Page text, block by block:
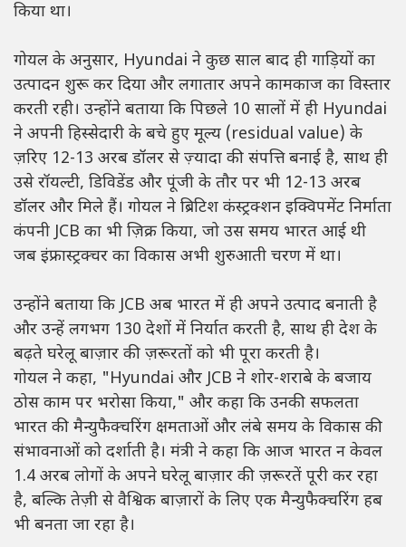
किया था।
गोयल के अनुसार, Hyundai ने कुछ साल बाद ही गाड़ियों का
उत्पादन शुरू कर दिया और लगातार अपने कामकाज का विस्तार
करती रही। उन्होंने बताया कि पिछले 10 सालों में ही Hyundai
ने अपनी हिस्सेदारी के बचे हुए मूल्य (residual value) के
ज़रिए 12-13 अरब डॉलर से ज़्यादा की संपत्ति बनाई है, साथ ही
उसे रॉयल्टी, डिविडेंड और पूंजी के तौर पर भी 12-13 अरब
डॉलर और मिले हैं। गोयल ने ब्रिटिश कंस्ट्रक्शन इक्विपमेंट निर्माता
कंपनी JCB का भी ज़िक्र किया, जो उस समय भारत आई थी
जब इंफ्रास्ट्रक्चर का विकास अभी शुरुआती चरण में था।
उन्होंने बताया कि JCB अब भारत में ही अपने उत्पाद बनाती है
और उन्हें लगभग 130 देशों में निर्यात करती है, साथ ही देश के
बढ़ते घरेलू बाज़ार की ज़रूरतों को भी पूरा करती है।
गोयल ने कहा, "Hyundai और JCB ने शोर-शराबे के बजाय
ठोस काम पर भरोसा किया," और कहा कि उनकी सफलता
भारत की मैन्युफैक्चरिंग क्षमताओं और लंबे समय के विकास की
संभावनाओं को दर्शाती है। मंत्री ने कहा कि आज भारत न केवल
1.4 अरब लोगों के अपने घरेलू बाज़ार की ज़रूरतें पूरी कर रहा
है, बल्कि तेज़ी से वैश्विक बाज़ारों के लिए एक मैन्युफैक्चरिंग हब
भी बनता जा रहा है।